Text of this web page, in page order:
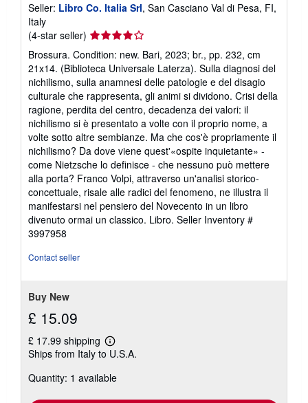
Seller: Libro Co. Italia Srl, San Casciano Val di Pesa, FI,
Italy
(4-star seller) Seller
rating
4
out
of
5
stars
Brossura. Condition: new. Bari, 2023; br., pp. 232, cm
21x14. (Biblioteca Universale Laterza). Sulla diagnosi del
nichilismo, sulla anamnesi delle patologie e del disagio
culturale che rappresenta, gli animi si dividono. Crisi della
ragione, perdita del centro, decadenza dei valori: il
nichilismo si è presentato a volte con il proprio nome, a
volte sotto altre sembianze. Ma che cos'è propriamente il
nichilismo? Da dove viene quest'«ospite inquietante» -
come Nietzsche lo definisce - che nessuno può mettere
alla porta? Franco Volpi, attraverso un'analisi storico-
concettuale, risale alle radici del fenomeno, ne illustra il
manifestarsi nel pensiero del Novecento in un libro
divenuto ormai un classico. Libro. Seller Inventory #
3997958
Contact seller
Buy New
£ 15.09
£ 17.99 shipping
Learn
more
shipping
Ships from Italy to U.S.A.
Quantity: 1 available